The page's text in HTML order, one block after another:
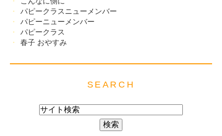
パピークラスニューメンバー
パピーニューメンバー
パピークラス
春子 おやすみ
SEARCH